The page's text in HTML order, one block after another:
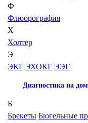
Ф
Флюорография
Х
Холтер
Э
ЭКГ ЭХОКГ ЭЭГ
Диагностика на
Б
Брекеты Бюгельные